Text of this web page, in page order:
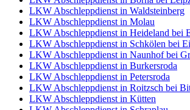
LKW Abschleppdienst in Waldsteinberg
LKW Abschleppdienst in Molau
LKW Abschleppdienst in Heideland bei
LKW Abschleppdienst in Schkölen bei
LKW Abschleppdienst in Naunhof bei
LKW Abschleppdienst in Burkersroda
LKW Abschleppdienst in Petersroda
LKW Abschleppdienst in Roitzsch bei
LKW Abschleppdienst in Kütten